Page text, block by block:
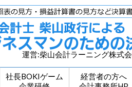
運営:柴山会計ラーニング株式
社長BOKIゲーム
経営者の方へ